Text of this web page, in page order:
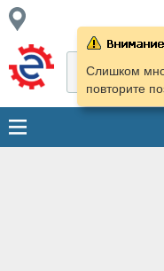
Слишком
повторите